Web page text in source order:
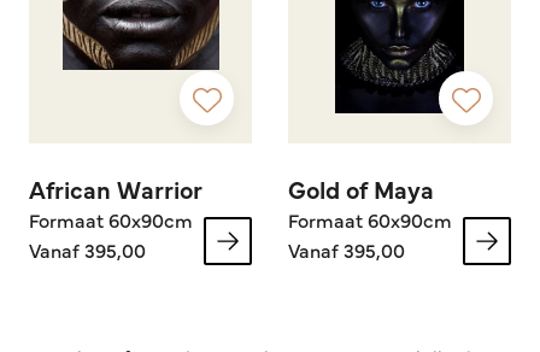
African Warrior
Formaat 60x90cm
Vanaf 395,00
Gold of Maya
Formaat 60x90cm
Vanaf 395,00